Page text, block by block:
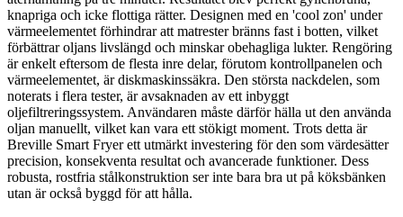
knapriga och icke flottiga rätter. Designen med en 'cool zon' under
värmeelementet förhindrar att matrester bränns fast i botten, vilket
förbättrar oljans livslängd och minskar obehagliga lukter. Rengöring
är enkelt eftersom de flesta inre delar, förutom kontrollpanelen och
värmeelementet, är diskmaskinssäkra. Den största nackdelen, som
noterats i flera tester, är avsaknaden av ett inbyggt
oljefiltreringssystem. Användaren måste därför hälla ut den använda
oljan manuellt, vilket kan vara ett stökigt moment. Trots detta är
Breville Smart Fryer ett utmärkt investering för den som värdesätter
precision, konsekventa resultat och avancerade funktioner. Dess
robusta, rostfria stålkonstruktion ser inte bara bra ut på köksbänken
utan är också byggd för att hålla.